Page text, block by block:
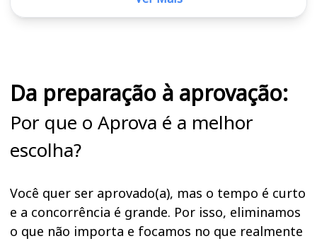
Da preparação à aprovação:
Por que o Aprova é a melhor
escolha?
Você quer ser aprovado(a), mas o tempo é curto
e a concorrência é grande. Por isso, eliminamos
o que não importa e focamos no que realmente